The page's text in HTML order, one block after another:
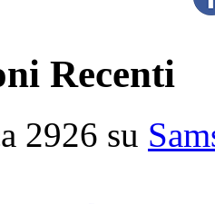
Recenti
2926 su